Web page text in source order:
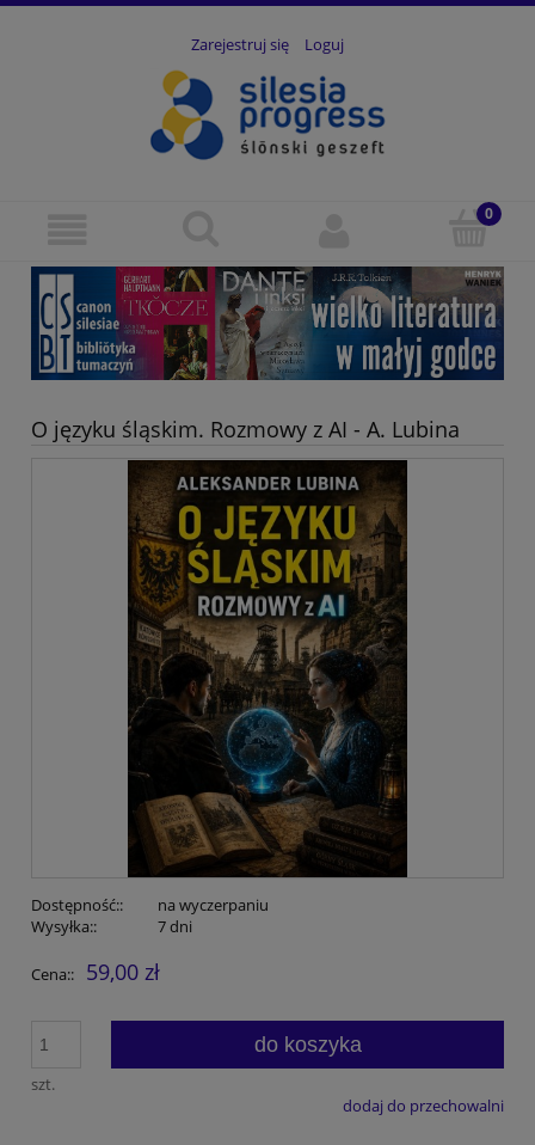
Zarejestruj się Loguj
O języku śląskim. Rozmowy z AI - A. Lubina
Dostępność::
na wyczerpaniu
Wysyłka::
7 dni
Cena:: 59,00 zł
szt.
do koszyka
dodaj do przechowalni